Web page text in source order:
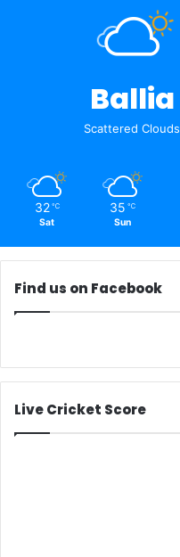
Ballia
Scattered Clouds
32 ℃
Sat
35 ℃
Sun
Find us on Facebook
Live Cricket Score